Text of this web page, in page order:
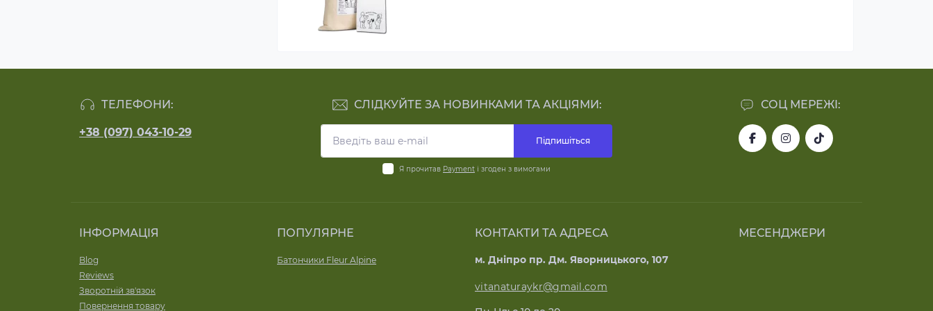
ТЕЛЕФОНИ:
+38 (097) 043-10-29
СОЦ МЕРЕЖІ:
СЛІДКУЙТЕ ЗА НОВИНКАМИ ТА АКЦІЯМИ:
Підпишіться
Я прочитав Payment і згоден з вимогами
ІНФОРМАЦІЯ
Blog
Reviews
Зворотній зв'язок
Повернення товару
ПОПУЛЯРНЕ
Батончики Fleur Alpine
КОНТАКТИ ТА АДРЕСА
м. Дніпро пр. Дм. Яворницького, 107
vitanaturaykr@gmail.com
МЕСЕНДЖЕРИ